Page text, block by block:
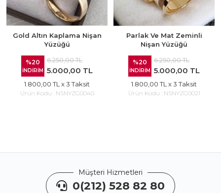
Gold Altın Kaplama Nişan
Yüzüğü
%20
İNDİRİM
6.250,00 TL
5.000,00 TL
1.800,00 TL x 3 Taksit
Ürün Kodu : NSNYZG0040
Parlak Ve Mat Zeminli
Nişan Yüzüğü
%20
İNDİRİM
6.250,00 TL
5.000,00 TL
1.800,00 TL x 3 Taksit
Ürün Kodu : NSNYZG0021
Müşteri Hizmetleri
0(212) 528 82 80